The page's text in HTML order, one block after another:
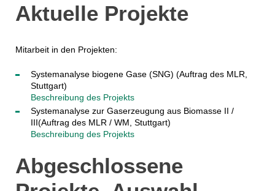
Aktuelle Projekte
Mitarbeit in den Projekten:
Systemanalyse biogene Gase (SNG) (Auftrag des MLR,
Stuttgart)
Beschreibung des Projekts
Systemanalyse zur Gaserzeugung aus Biomasse II /
III(Auftrag des MLR / WM, Stuttgart)
Beschreibung des Projekts
Abgeschlossene